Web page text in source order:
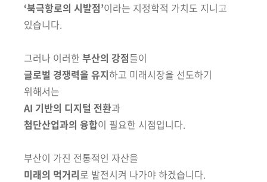
‘북극항로의 시발점’이라는 지정학적 가치도 지니고
있습니다.
그러나 이러한 부산의 강점들이
글로벌 경쟁력을 유지하고 미래시장을 선도하기
위해서는
AI 기반의 디지털 전환과
첨단산업과의 융합이 필요한 시점입니다.
부산이 가진 전통적인 자산을
미래의 먹거리로 발전시켜 나가야 하겠습니다.